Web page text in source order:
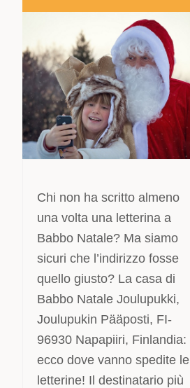
Chi non ha scritto almeno
una volta una letterina a
Babbo Natale? Ma siamo
sicuri che l’indirizzo fosse
quello giusto? La casa di
Babbo Natale Joulupukki,
Joulupukin Pääposti, FI-
96930 Napapiiri, Finlandia:
ecco dove vanno spedite le
letterine! Il destinatario più